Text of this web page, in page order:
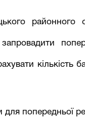
районного
кількість
для попередньої